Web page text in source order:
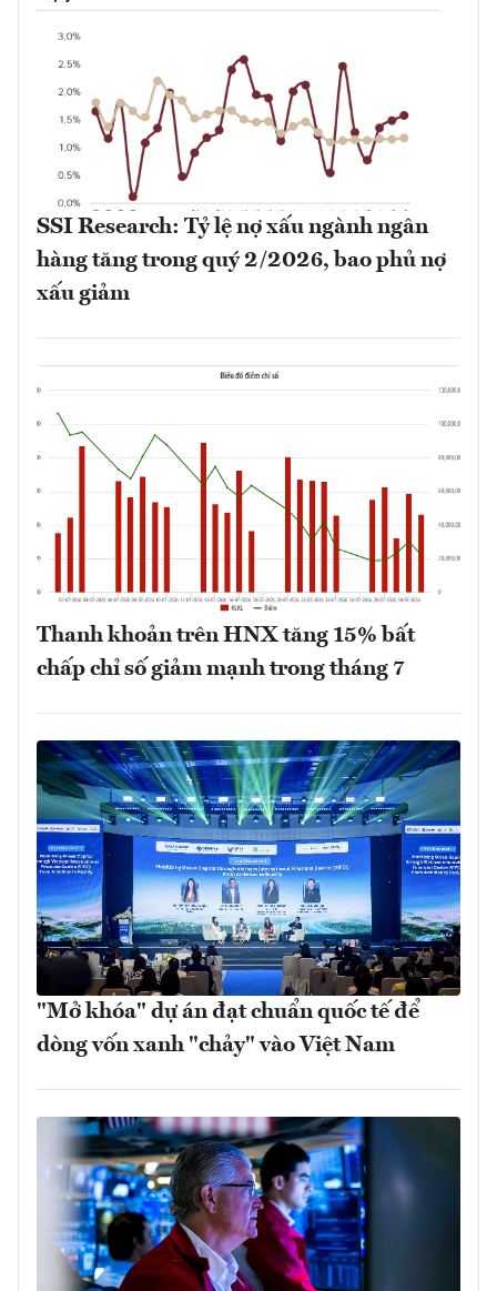
SSI Research: Tỷ lệ nợ xấu ngành ngân
hàng tăng trong quý 2/2026, bao phủ nợ
xấu giảm
Thanh khoản trên HNX tăng 15% bất
chấp chỉ số giảm mạnh trong tháng 7
"Mở khóa" dự án đạt chuẩn quốc tế để
dòng vốn xanh "chảy" vào Việt Nam